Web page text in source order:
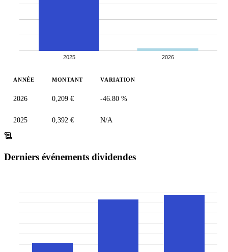
2025 2026
ANNÉE MONTANT VARIATION
2026 0,209 € -46.80 %
2025 0,392 € N/A
Derniers événements dividendes